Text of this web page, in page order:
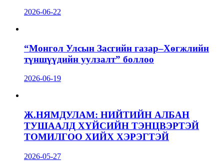
2026-06-22
“Монгол Улсын Засгийн газар–Хөгжлийн
түншүүдийн уулзалт” боллоо
2026-06-19
Ж.НЯМДУЛАМ: НИЙТИЙН АЛБАН
ТУШААЛД ХҮЙСИЙН ТЭНЦВЭРТЭЙ
ТОМИЛГОО ХИЙХ ХЭРЭГТЭЙ
2026-05-27